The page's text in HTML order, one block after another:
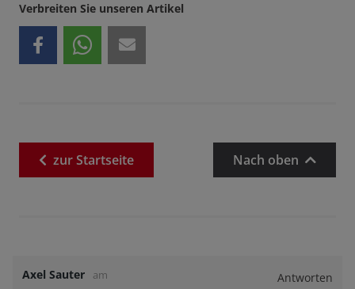
Verbreiten Sie unseren Artikel
zurStartseite Nach oben
Axel Sauter am Antworten